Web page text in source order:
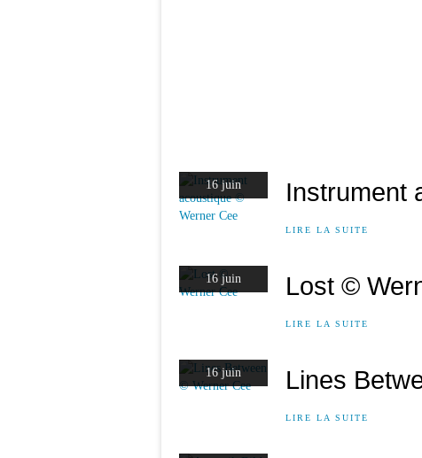
16 juin Instrument
LIRE LA SUITE
16 juin Lost ©
LIRE LA SUITE
16 juin Lines
LIRE LA SUITE